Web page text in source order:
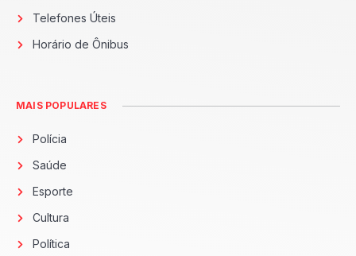
Telefones Úteis
Horário de Ônibus
MAIS POPULARES
Polícia
Saúde
Esporte
Cultura
Política